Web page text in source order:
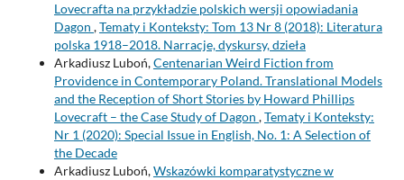
Lovecrafta na przykładzie polskich wersji opowiadania
Dagon ,Tematy i Konteksty: Tom 13 Nr 8 (2018): Literatura
polska 1918–2018. Narracje, dyskursy, dzieła
Arkadiusz Luboń,Centenarian Weird Fiction from
Providence in Contemporary Poland. Translational Models
and the Reception of Short Stories by Howard Phillips
Lovecraft – the Case Study of Dagon ,Tematy i Konteksty:
Nr 1 (2020): Special Issue in English, No. 1: A Selection of
the Decade
Arkadiusz Luboń,Wskazówki komparatystyczne w